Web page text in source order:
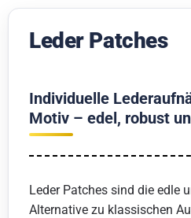
Leder Patches
Individuelle
Motiv – edel, robust
Leder Patches sind die edle
Alternative zu klassischen